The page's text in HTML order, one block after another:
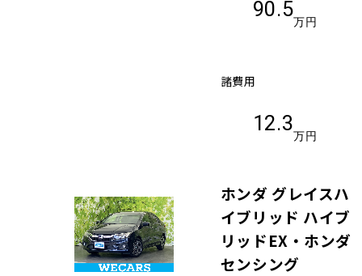
90.5
万円
諸費用
12.3
万円
ホンダ グレイスハ
イブリッド ハイブ
リッドEX・ホンダ
センシング